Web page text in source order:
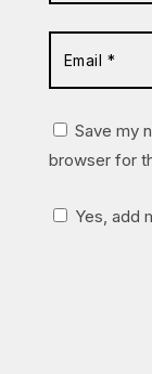
Save my
browser for
Yes, add